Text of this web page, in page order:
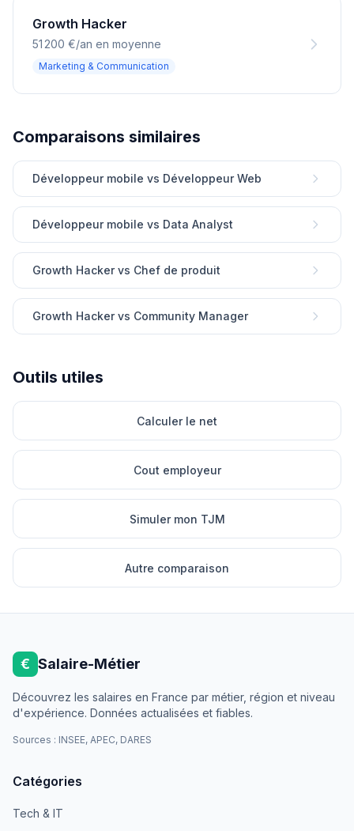
Growth Hacker
51 200 €/an en moyenne
Marketing & Communication
Comparaisons similaires
Développeur mobile vs Développeur Web
Développeur mobile vs Data Analyst
Growth Hacker vs Chef de produit
Growth Hacker vs Community Manager
Outils utiles
Calculer le net
Cout employeur
Simuler mon TJM
Autre comparaison
€ Salaire-Métier
Découvrez les salaires en France par métier, région et niveau
d'expérience. Données actualisées et fiables.
Sources : INSEE, APEC, DARES
Catégories
Tech & IT